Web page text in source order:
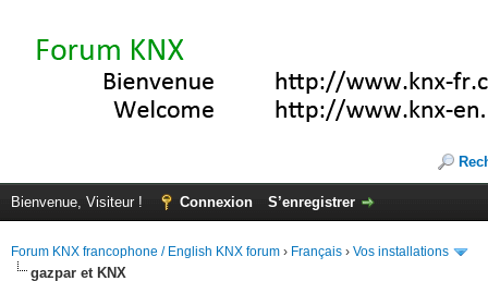
Bienvenue, Visiteur ! Connexion S’enregistrer
Forum KNX francophone / English KNX forum › Français › Vos installations
gazpar et KNX